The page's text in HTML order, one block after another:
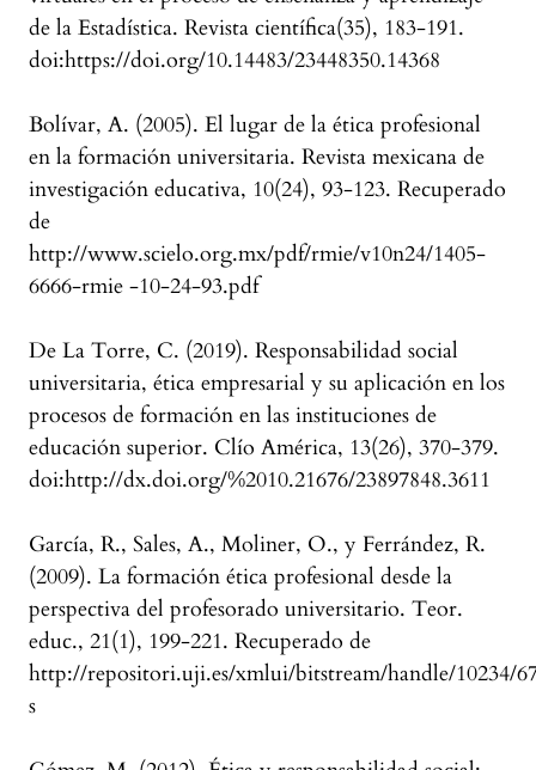
de la Estadística. Revista científica(35), 183-191.
doi:https://doi.org/10.14483/23448350.14368
Bolívar, A. (2005). El lugar de la ética profesional
en la formación universitaria. Revista mexicana de
investigación educativa, 10(24), 93-123. Recuperado
de
http://www.scielo.org.mx/pdf/rmie/v10n24/1405-
6666-rmie -10-24-93.pdf
De La Torre, C. (2019). Responsabilidad social
universitaria, ética empresarial y su aplicación en los
procesos de formación en las instituciones de
educación superior. Clío América, 13(26), 370-379.
doi:http://dx.doi.org/%2010.21676/23897848.3611
García, R., Sales, A., Moliner, O., y Ferrández, R.
(2009). La formación ética profesional desde la
perspectiva del profesorado universitario. Teor.
educ., 21(1), 199-221. Recuperado de
http://repositori.uji.es/xmlui/bitstream/handle/10234/
s